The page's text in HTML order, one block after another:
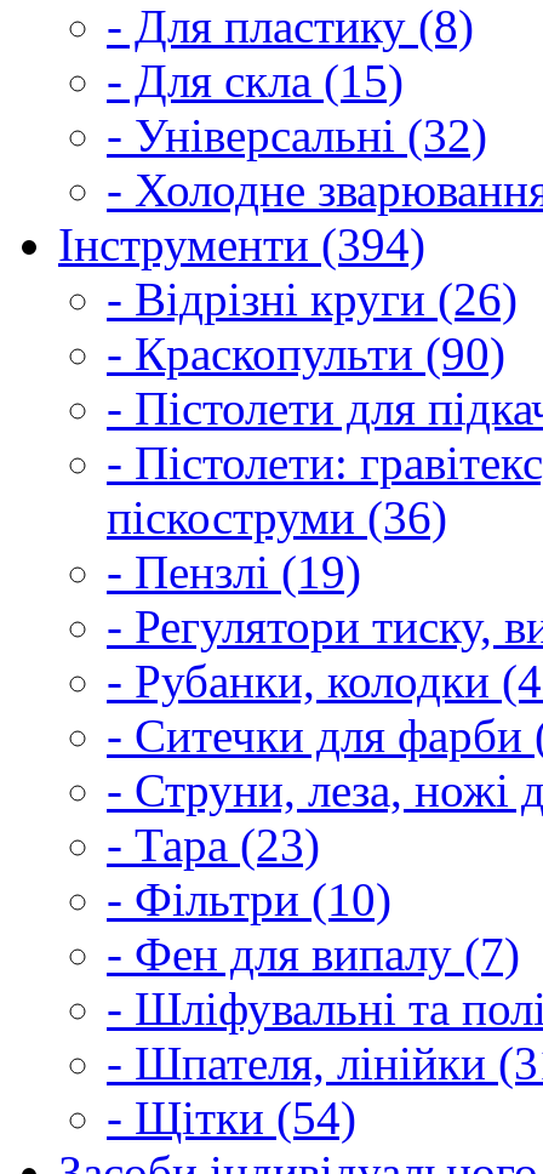
- Для пластику (8)
- Для скла (15)
- Універсальні (32)
- Холодне
Інструменти (394)
- Відрізні круги (26)
- Краскопульти (90)
- Пістолети для
- Пістолети:
піскоструми (36)
- Пензлі (19)
- Регулятори тиску,
- Рубанки, колодки
- Ситечки для фарби
- Струни, леза, ножі
- Тара (23)
- Фільтри (10)
- Фен для випалу (7)
- Шліфувальні та
- Шпателя, лінійки
- Щітки (54)